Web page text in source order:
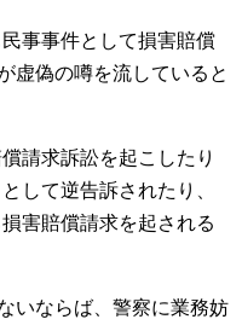
事事件として損害賠償
虚偽の噂を流していると
請求訴訟を起こしたり
して逆告訴されたり、
害賠償請求を起される
いならば、警察に業務妨